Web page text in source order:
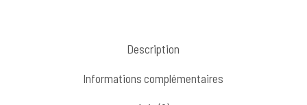
Description
Informations complémentaires